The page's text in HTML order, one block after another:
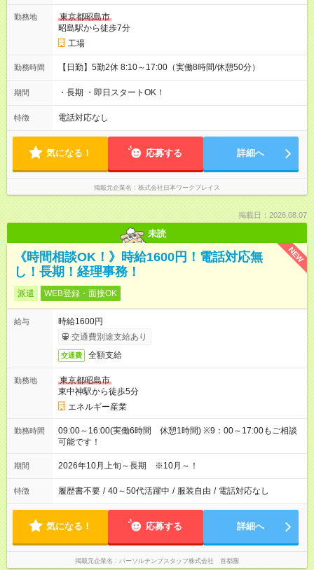
勤務地
東京都昭島市
昭島駅から徒歩7分
工場
勤務時間 【日勤】5勤2休 8:10～17:00（実働8時間/休憩50分）
期間 ・長期 ・即日スタートOK！
特徴 電話対応なし
気になる！ 応募する 詳細へ
掲載元企業名 株式会社日本ワークプレイス
掲載日：2026.08.07
未読
NEW
《時間相談OK！》時給1600円！電話対応無
し！長期！経理事務！
派遣 WEB登録・面接OK
給与
時給1600円
交通費別途支給あり
交通費 全額支給
勤務地
東京都昭島市
東中神駅から徒歩5分
エネルギー産業
勤務時間
09:00～16:00(実働6時間 休憩1時間) ※9：00～17:00もご相談
可能です！
期間 2026年10月上旬～長期 ※10月～！
特徴 履歴書不要 / 40～50代活躍中 / 服装自由 / 電話対応なし
気になる！ 応募する 詳細へ
掲載元企業名 パーソルテンプスタッフ株式会社 首都圏